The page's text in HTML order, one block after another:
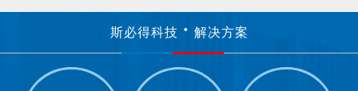
斯必得科技 解决方案